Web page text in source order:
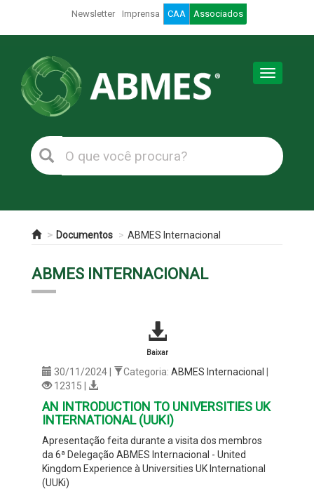
Newsletter Imprensa CAA Associados
Toggle
Documentos ABMES Internacional
ABMES INTERNACIONAL
Baixar
30/11/2024 | Categoria: ABMES Internacional
12315 |
AN INTRODUCTION TO UNIVERSITIES UK
INTERNATIONAL (UUKI)
Apresentação feita durante a visita dos membros
da 6ª Delegação ABMES Internacional - United
Kingdom Experience à Universities UK International
(UUKi)